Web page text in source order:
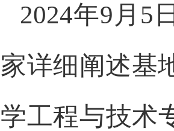
2024年9月5
家详细阐述基
学工程与技术